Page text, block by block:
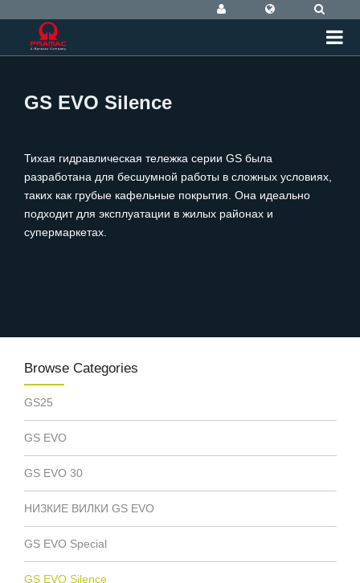
GS EVO Silence
Тихая гидравлическая тележка серии GS была
разработана для бесшумной работы в сложных условиях,
таких как грубые кафельные покрытия. Она идеально
подходит для эксплуатации в жилых районах и
супермаркетах.
Browse Categories
GS25
GS EVO
GS EVO 30
НИЗКИЕ ВИЛКИ GS EVO
GS EVO Special
GS EVO Silence